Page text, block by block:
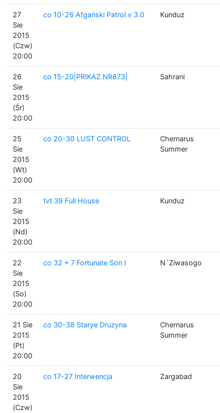
27
Sie
2015
(Czw)
20:00
co 10-26 Afgański Patrol v 3.0 Kunduz
26
Sie
2015
(Śr)
20:00
co 15-20|PRIKAZ NR873| Sahrani
25
Sie
2015
(Wt)
20:00
co 20-30 LUST CONTROL
Chernarus
Summer
23
Sie
2015
(Nd)
20:00
tvt 39 Full House Kunduz
22
Sie
2015
(So)
20:00
co 32 + 7 Fortunate Son I N`Ziwasogo
21 Sie
2015
(Pt)
20:00
co 30-38 Starye Druzyna
Chernarus
Summer
20
Sie
2015
(Czw)
co 17-27 Interwencja Zargabad